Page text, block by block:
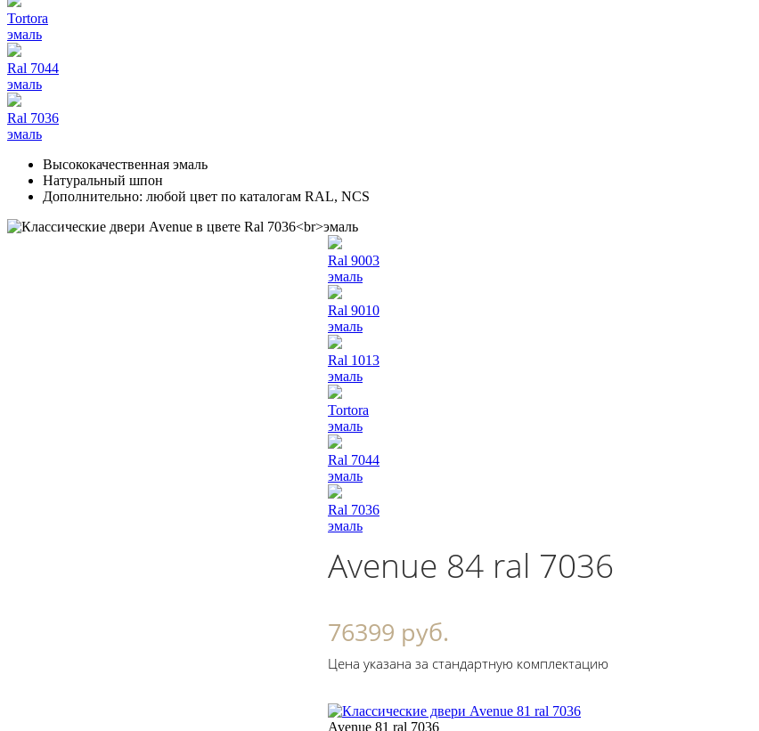
Tortora
эмаль
Ral 7044
эмаль
Ral 7036
эмаль
Высококачественная эмаль
Натуральный шпон
Дополнительно: любой цвет по каталогам RAL, NCS
Ral 9003
эмаль
Ral 9010
эмаль
Ral 1013
эмаль
Tortora
эмаль
Ral 7044
эмаль
Ral 7036
эмаль
Avenue 84 ral 7036
76399 руб.
Цена указана за стандартную комплектацию
Avenue 81 ral 7036